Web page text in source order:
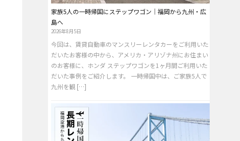
家族5人の一時帰国にステップワゴン｜福岡から九州・広
島へ
2026年8月5日
今回は、賃貸自動車のマンスリーレンタカーをご利用いた
だいたお客様の中から、アメリカ・アリゾナ州にお住まい
のお客様に、ホンダ ステップワゴンを1ヶ月間ご利用いた
だいた事例をご紹介します。 一時帰国中は、ご家族5人で
九州を観 […]